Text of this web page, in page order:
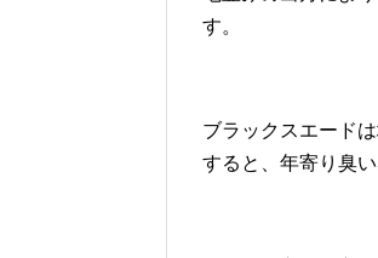
す。
ブラックスエード
すると、年寄り臭